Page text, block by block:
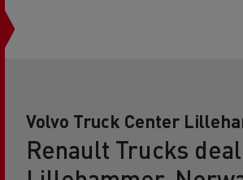
Volvo Truck Center
Renault Trucks